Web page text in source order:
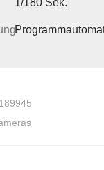
1/180 Sek.